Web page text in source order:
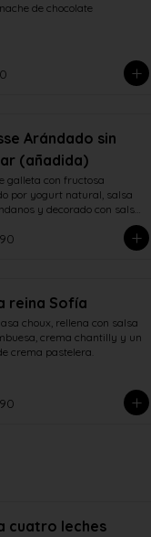
de chocolate
Arándado sin
(añadida)
galleta con fructosa
por yogurt natural, salsa
y decorado con salsa
reina Sofía
choux, rellena con salsa
crema chantilly y un
crema pastelera.
cuatro leches